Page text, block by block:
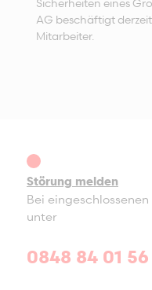
AG beschäftigt
Mitarbeiter.
Störung melden
Bei
unter
0848 84 01 56